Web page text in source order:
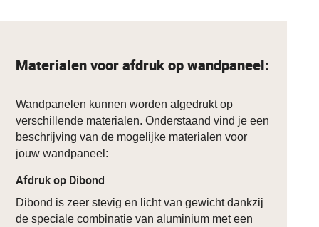
Materialen voor afdruk op wandpaneel:
Wandpanelen kunnen worden afgedrukt op
verschillende materialen. Onderstaand vind je een
beschrijving van de mogelijke materialen voor
jouw wandpaneel:
Afdruk op Dibond
Dibond is zeer stevig en licht van gewicht dankzij
de speciale combinatie van aluminium met een